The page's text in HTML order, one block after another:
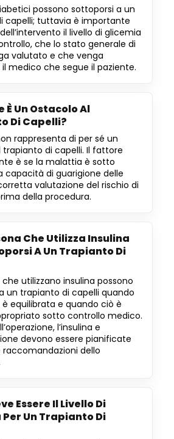
possono sottoporsi a un
capelli; tuttavia è importante
il livello di glicemia
che lo stato generale di
valutato e che venga
medico che segue il paziente.
È Un Ostacolo Al
Di Capelli?
rappresenta di per sé un
trapianto di capelli. Il fattore
è se la malattia è sotto
capacità di guarigione delle
valutazione del rischio di
della procedura.
Che Utilizza Insulina
A Un Trapianto Di
che utilizzano insulina possono
un trapianto di capelli quando
equilibrata e quando ciò è
sotto controllo medico.
l’insulina e
devono essere pianificate
raccomandazioni dello
Essere Il Livello Di
Un Trapianto Di